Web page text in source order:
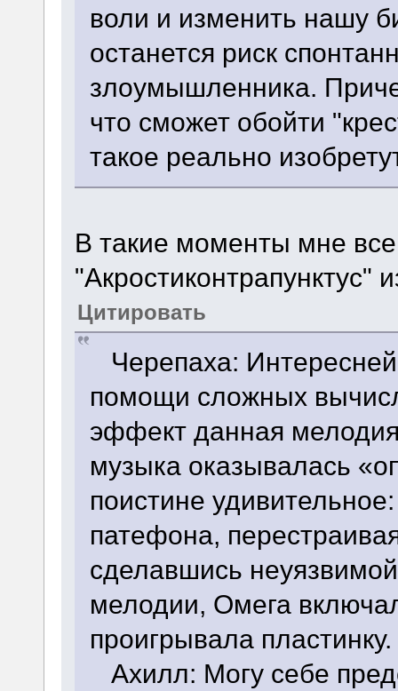
воли и изменить нашу
останется риск
злоумышленника.
что сможет обойти
такое реально
В такие моменты мне
"Акростиконтрапунктус"
Цитировать
Черепаха:
помощи сложных
эффект данная
музыка оказывалась
поистине
патефона,
сделавшись
мелодии, Омега
проигрывала пластинку.
Ахилл: Могу себе